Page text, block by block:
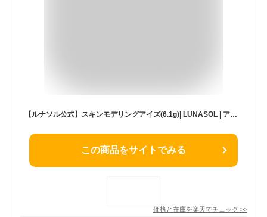
【ルナソル公式】スキンモデリングアイズ(6.1g)| LUNASOL | アイシャドウ 定番 ブラウン 4色パレット スキモデ プレゼント ギフト クリスマス 誕生日 お祝い デパコス アイシャドー カネボウ
この商品をサイトでみる
価格と在庫を楽天でチェック >>